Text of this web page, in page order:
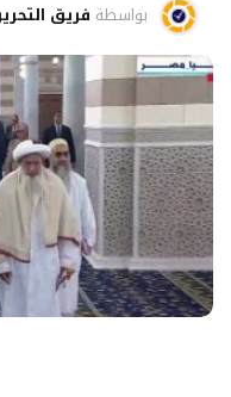
بواسطة فريق التحرير